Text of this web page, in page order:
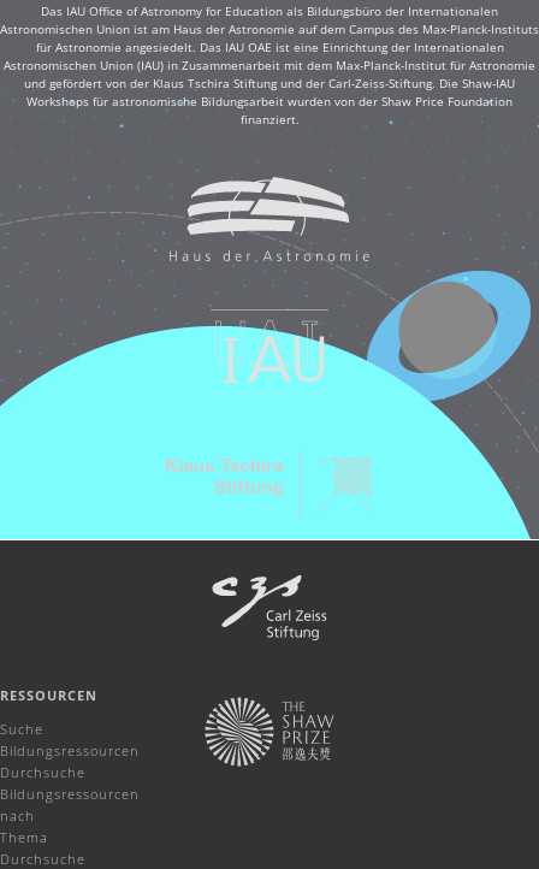
Das IAU Office of Astronomy for Education als Bildungsbüro der Internationalen
Astronomischen Union ist am Haus der Astronomie auf dem Campus des Max-Planck-Instituts
für Astronomie angesiedelt. Das IAU OAE ist eine Einrichtung der Internationalen
Astronomischen Union (IAU) in Zusammenarbeit mit dem Max-Planck-Institut für Astronomie
und gefördert von der Klaus Tschira Stiftung und der Carl-Zeiss-Stiftung. Die Shaw-IAU
Workshops für astronomische Bildungsarbeit wurden von der Shaw Price Foundation
finanziert.
RESSOURCEN
Suche
Bildungsressourcen
Durchsuche
Bildungsressourcen
nach
Thema
Durchsuche